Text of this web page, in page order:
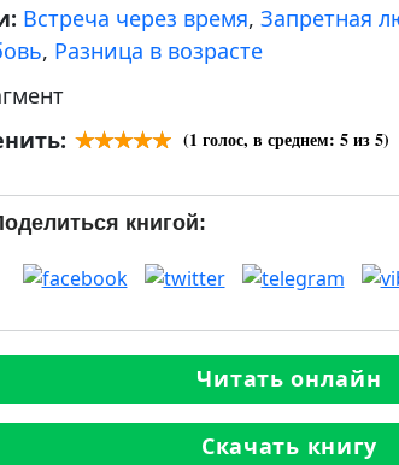
Встреча через время, Запретная
, Разница в возрасте
(1 голос, в среднем: 5из 5)
книгой:
Читать онлайн
Скачать книгу